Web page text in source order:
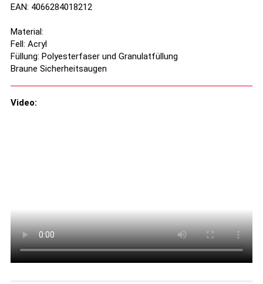
EAN: 4066284018212
Material:
Fell: Acryl
Füllung: Polyesterfaser und Granulatfüllung
Braune Sicherheitsaugen
Video: